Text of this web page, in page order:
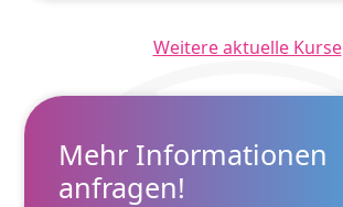
Weitere aktuelle Kurse
Mehr Informationen
anfragen!